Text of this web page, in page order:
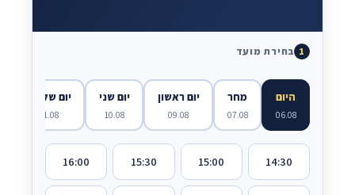
1 בחירת מועד
היום
06.08
מחר
07.08
יום ראשון
09.08
יום שני
10.08
יום שלישי
11.08
14:30
15:00
15:30
16:00